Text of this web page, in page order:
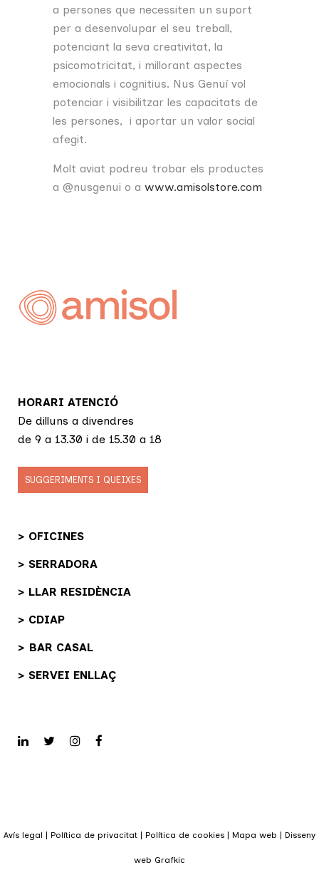
a persones que necessiten un suport
per a desenvolupar el seu treball,
potenciant la seva creativitat, la
psicomotricitat, i millorant aspectes
emocionals i cognitius. Nus Genuí vol
potenciar i visibilitzar les capacitats de
les persones, i aportar un valor social
afegit.
Molt aviat podreu trobar els productes
a @nusgenui o a www.amisolstore.com
HORARI ATENCIÓ
De dilluns a divendres
de 9 a 13.30 i de 15.30 a 18
SUGGERIMENTS I QUEIXES
> OFICINES
> SERRADORA
> LLAR RESIDÈNCIA
> CDIAP
> BAR CASAL
> SERVEI ENLLAÇ
Avís legal Política de privacitat Política de cookies Mapa web Disseny
web Grafkic